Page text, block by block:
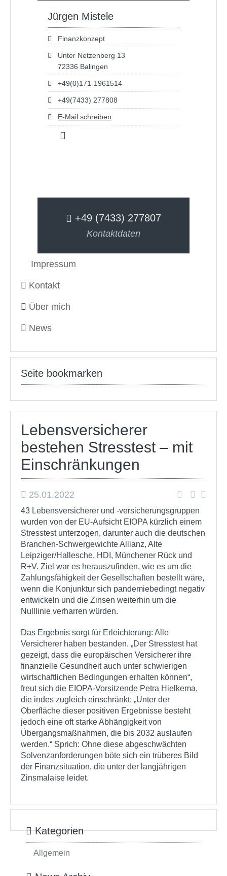
Jürgen Mistele
Finanzkonzept
Unter Netzenberg 13
72336 Balingen
+49(0)171-1961514
+49(7433) 277808
E-Mail schreiben
+49 (7433) 277807
Kontaktdaten
Impressum
Kontakt
Über mich
News
Seite bookmarken
Lebensversicherer
bestehen Stresstest – mit
Einschränkungen
25.01.2022
43 Lebensversicherer und -versicherungsgruppen
wurden von der EU-Aufsicht EIOPA kürzlich einem
Stresstest unterzogen, darunter auch die deutschen
Branchen-Schwergewichte Allianz, Alte
Leipziger/Hallesche, HDI, Münchener Rück und
R+V. Ziel war es herauszufinden, wie es um die
Zahlungsfähigkeit der Gesellschaften bestellt wäre,
wenn die Konjunktur sich pandemiebedingt negativ
entwickeln und die Zinsen weiterhin um die
Nulllinie verharren würden.
Das Ergebnis sorgt für Erleichterung: Alle
Versicherer haben bestanden. „Der Stresstest hat
gezeigt, dass die europäischen Versicherer ihre
finanzielle Gesundheit auch unter schwierigen
wirtschaftlichen Bedingungen erhalten können“,
freut sich die EIOPA-Vorsitzende Petra Hielkema,
die indes zugleich einschränkt: „Unter der
Oberfläche dieser positiven Ergebnisse besteht
jedoch eine oft starke Abhängigkeit von
Übergangsmaßnahmen, die bis 2032 auslaufen
werden.“ Sprich: Ohne diese abgeschwächten
Solvenzanforderungen böte sich ein trüberes Bild
der Finanzsituation, die unter der langjährigen
Zinsmalaise leidet.
Kategorien
Allgemein